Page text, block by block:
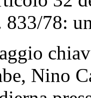
78:
Nino